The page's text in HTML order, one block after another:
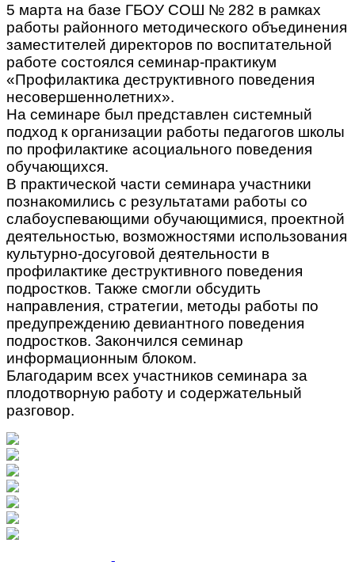
5 марта на базе ГБОУ СОШ № 282 в рамках
работы районного методического объединения
заместителей директоров по воспитательной
работе состоялся семинар-практикум
«Профилактика деструктивного поведения
несовершеннолетних».
На семинаре был представлен системный
подход к организации работы педагогов школы
по профилактике асоциального поведения
обучающихся.
В практической части семинара участники
познакомились с результатами работы со
слабоуспевающими обучающимися, проектной
деятельностью, возможностями использования
культурно-досуговой деятельности в
профилактике деструктивного поведения
подростков. Также смогли обсудить
направления, стратегии, методы работы по
предупреждению девиантного поведения
подростков. Закончился семинар
информационным блоком.
Благодарим всех участников семинара за
плодотворную работу и содержательный
разговор.